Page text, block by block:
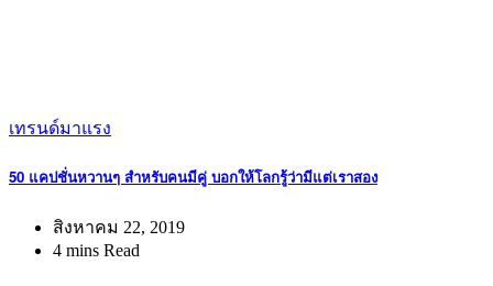
เทรนด์มาแรง
50 แคปชั่นหวานๆ สำหรับคนมีคู่ บอกให้โลกรู้ว่ามีแต่เราสอง
สิงหาคม 22, 2019
4 mins Read